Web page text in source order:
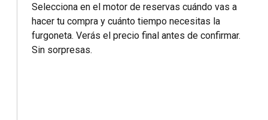
Selecciona en el motor de reservas cuándo vas a
hacer tu compra y cuánto tiempo necesitas la
furgoneta. Verás el precio final antes de confirmar.
Sin sorpresas.